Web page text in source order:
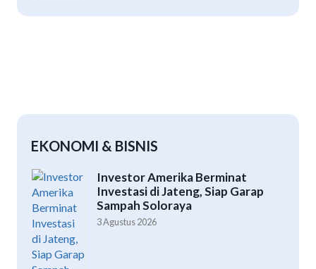
EKONOMI & BISNIS
Investor Amerika Berminat
Investasi di Jateng, Siap Garap
Sampah Soloraya
3 Agustus 2026